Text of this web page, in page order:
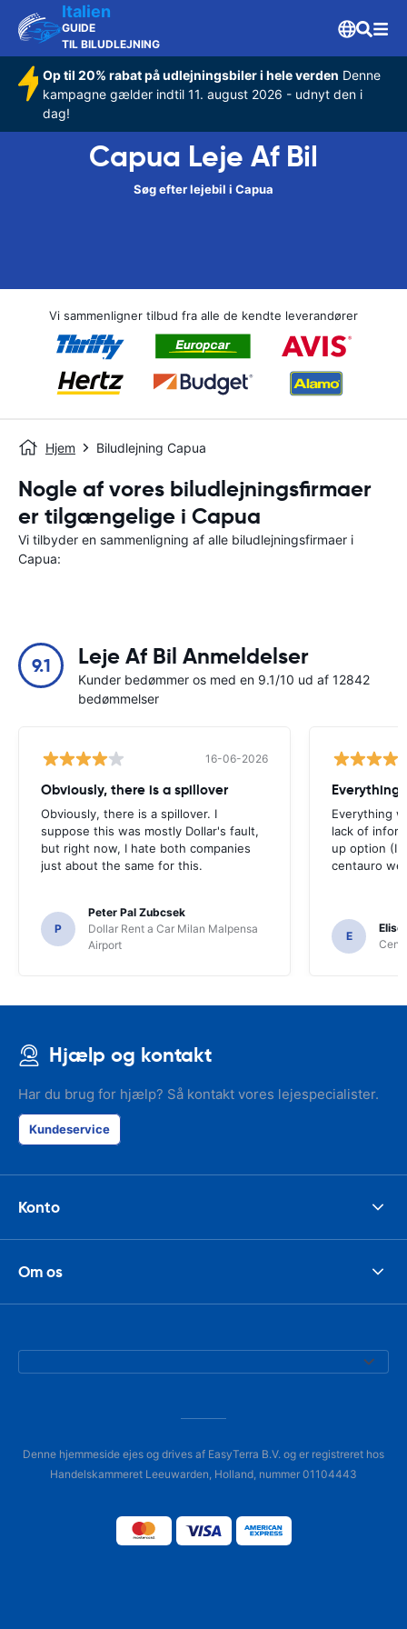
Italien
GUIDE
TIL BILUDLEJNING
Op til 20% rabat på udlejningsbiler i hele verden Denne
kampagne gælder indtil 11. august 2026 - udnyt den i
dag!
Capua Leje Af Bil
Søg efter lejebil i Capua
Vi sammenligner tilbud fra alle de kendte leverandører
Hjem Biludlejning Capua
Nogle af vores biludlejningsfirmaer
er tilgængelige i Capua
Vi tilbyder en sammenligning af alle biludlejningsfirmaer i
Capua:
9.1 Leje Af Bil Anmeldelser
Kunder bedømmer os med en 9.1/10 ud af 12842
bedømmelser
16-06-2026
Obviously, there is a spillover
Obviously, there is a spillover. I
suppose this was mostly Dollar's fault,
but right now, I hate both companies
just about the same for this.
P
Peter Pal Zubcsek
Dollar Rent a Car Milan Malpensa
Airport
Everything
Everything
lack of
up option (I
centauro
E
Hjælp og kontakt
Har du brug for hjælp? Så kontakt vores lejespecialister.
Kundeservice
Konto
Om os
Denne hjemmeside ejes og drives af EasyTerra B.V. og er registreret hos
Handelskammeret Leeuwarden, Holland, nummer 01104443